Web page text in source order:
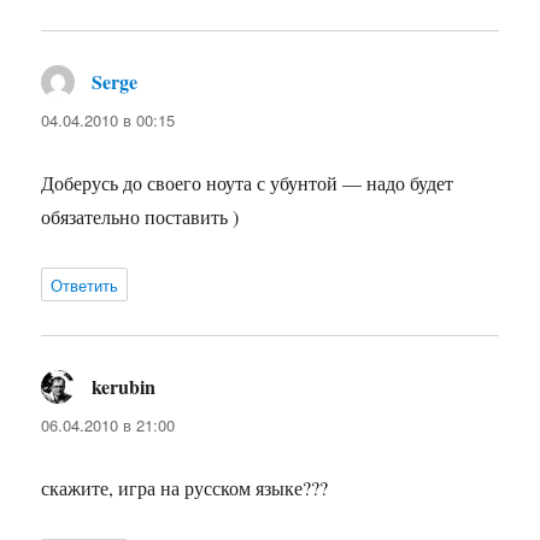
Serge
04.04.2010 в 00:15
Доберусь до своего ноута с убунтой — надо будет
обязательно поставить )
Ответить
kerubin
06.04.2010 в 21:00
скажите, игра на русском языке???